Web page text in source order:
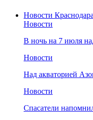
Новости Краснодара
Новости
В ночь на 7 июля
Новости
Над акваторией
Новости
Спасатели